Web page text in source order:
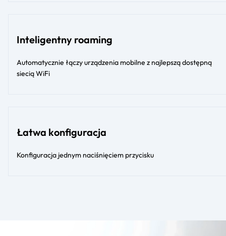
Inteligentny roaming
Automatycznie łączy urządzenia mobilne z najlepszą dostępną
siecią WiFi
Łatwa konfiguracja
Konfiguracja jednym naciśnięciem przycisku